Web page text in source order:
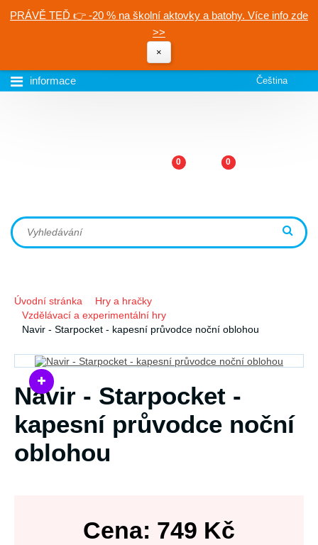
PRÁVĚ TEĎ 👉 -20 % na školní aktovky a batohy. Více info zde
>>
×
informace Čeština
0 0
Úvodní stránka
Hry a hračky
Vzdělávací a experimentální hry
Navir - Starpocket - kapesní průvodce noční oblohou
Navir - Starpocket -
kapesní průvodce noční
oblohou
Cena: 749 Kč